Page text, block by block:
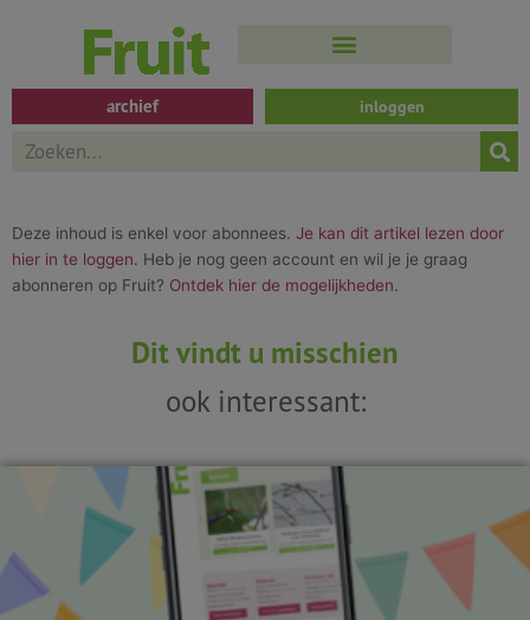
inhoud
archief inloggen
Search
Deze inhoud is enkel voor abonnees. Je kan dit artikel lezen door
hier in te loggen. Heb je nog geen account en wil je je graag
abonneren op Fruit? Ontdek hier de mogelijkheden.
Dit vindt u misschien
ook interessant: